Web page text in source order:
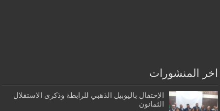
اخر المنشورات
الإحتفال باليوبيل الذهبي للرابطة وذكرى الاستقلال
الثمانون